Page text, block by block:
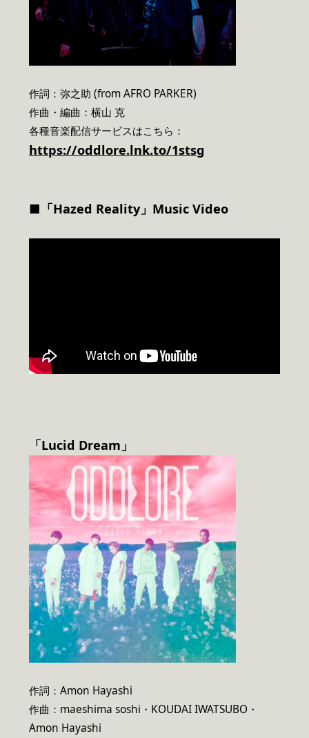
作詞：弥之助 (from AFRO PARKER)
作曲・編曲：横山 克
各種音楽配信サービスはこちら：
https://oddlore.lnk.to/1stsg
■「Hazed Reality」Music Video
「Lucid Dream」
作詞：Amon Hayashi
作曲：maeshima soshi・KOUDAI IWATSUBO・
Amon Hayashi